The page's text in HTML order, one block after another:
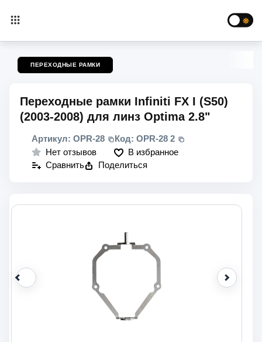
ПЕРЕХОДНЫЕ РАМКИ
Переходные рамки Infiniti FX I (S50)
(2003-2008) для линз Optima 2.8"
Артикул: OPR-28 Код: OPR-28 2
Нет отзывов
В избранное
Сравнить
Поделиться